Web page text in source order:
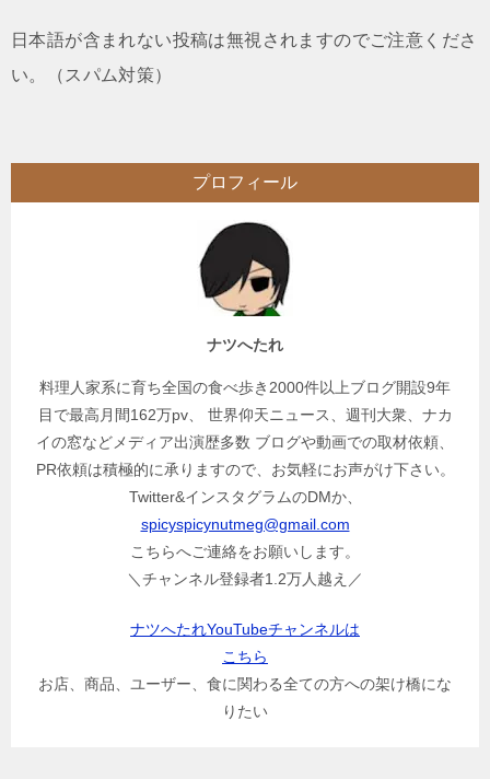
日本語が含まれない投稿は無視されますのでご注意くださ
い。（スパム対策）
プロフィール
ナツへたれ
料理人家系に育ち全国の食べ歩き2000件以上ブログ開設9年
目で最高月間162万pv、 世界仰天ニュース、週刊大衆、ナカ
イの窓などメディア出演歴多数 ブログや動画での取材依頼、
PR依頼は積極的に承りますので、お気軽にお声がけ下さい。
Twitter&インスタグラムのDMか、
spicyspicynutmeg@gmail.com
こちらへご連絡をお願いします。
＼チャンネル登録者1.2万人越え／
ナツへたれYouTubeチャンネルは
こちら
お店、商品、ユーザー、食に関わる全ての方への架け橋にな
りたい